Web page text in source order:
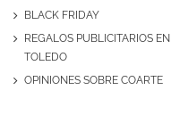
BLACK FRIDAY
REGALOS PUBLICITARIOS EN
TOLEDO
OPINIONES SOBRE COARTE